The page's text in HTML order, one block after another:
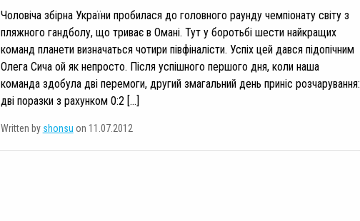
Чоловіча збірна України пробилася до головного раунду чемпіонату світу з
пляжного гандболу, що триває в Омані. Тут у боротьбі шести найкращих
команд планети визначаться чотири півфіналісти. Успіх цей дався підопічним
Олега Сича ой як непросто. Після успішного першого дня, коли наша
команда здобула дві перемоги, другий змагальний день приніс розчарування:
дві поразки з рахунком 0:2 […]
Written by shonsu on 11.07.2012